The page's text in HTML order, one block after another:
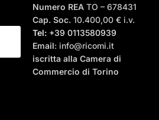
Numero REA TO – 678431
Cap. Soc.10.400,00 € i.v.
Tel:+39 0113580939
Email: info@ricomi.it
iscritta alla Camera di
Commercio di Torino